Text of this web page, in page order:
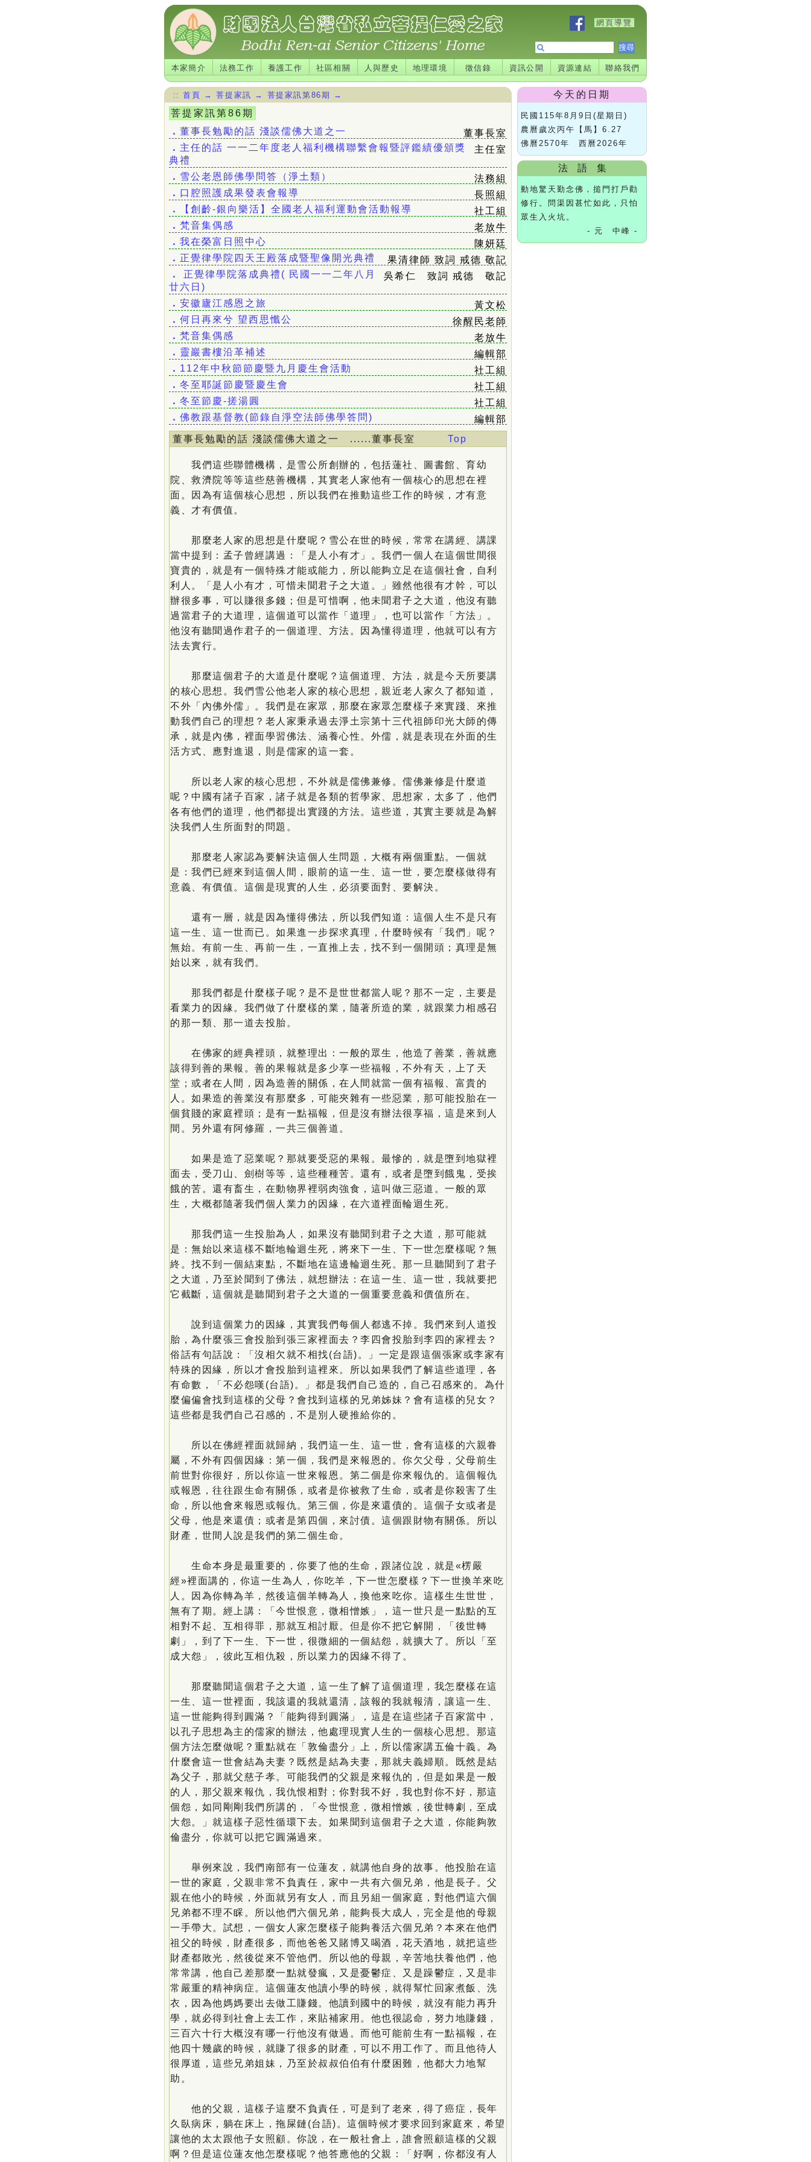
網頁導覽
本家簡介 法務工作 養護工作 社區相關 人與歷史 地理環境 徵信錄 資訊公開 資源連結 聯絡我們
今天的日期
民國115年8月9日(星期日)
農曆歲次丙午【馬】6.27
佛曆2570年 西曆2026年
法 語 集
動地驚天勤念佛，搥門打戶勸
修行。問渠因甚忙如此，只怕
眾生入火坑。
- 元 中峰 -
::首頁 →菩提家訊 → 菩提家訊第86期 →
菩提家訊第86期
董事長室
． 董事長勉勵的話 淺談儒佛大道之一
主任室
． 主任的話 一一二年度老人福利機構聯繫會報暨評鑑績優頒獎
典禮
法務組
． 雪公老恩師佛學問答（淨土類）
長照組
． 口腔照護成果發表會報導
社工組
．
【創齡-銀向樂活】全國老人福利運動會活動報導
老放牛
． 梵音集偶感
陳妍廷
． 我在榮富日照中心
果清律師 致詞 戒德 敬記
． 正覺律學院四天王殿落成暨聖像開光典禮
吳希仁 致詞 戒德 敬記
．
正覺律學院落成典禮( 民國一一二年八月
廿六日)
黃文松
． 安徽廬江感恩之旅
徐醒民老師
． 何日再來兮 望西思懺公
老放牛
． 梵音集偶感
編輯部
． 靈巖書樓沿革補述
社工組
． 112年中秋節節慶暨九月慶生會活動
社工組
． 冬至耶誕節慶暨慶生會
社工組
． 冬至節慶-搓湯圓
編輯部
． 佛教跟基督教(節錄自淨空法師佛學答問)
董事長勉勵的話 淺談儒佛大道之一 ......董事長室 Top
我們這些聯體機構，是雪公所創辦的，包括蓮社、圖書館、育幼
院、救濟院等等這些慈善機構，其實老人家他有一個核心的思想在裡
面。因為有這個核心思想，所以我們在推動這些工作的時候，才有意
義、才有價值。
那麼老人家的思想是什麼呢？雪公在世的時候，常常在講經、講課
當中提到：孟子曾經講過：「是人小有才」。我們一個人在這個世間很
寶貴的，就是有一個特殊才能或能力，所以能夠立足在這個社會，自利
利人。「是人小有才，可惜未聞君子之大道。」雖然他很有才幹，可以
辦很多事，可以賺很多錢；但是可惜啊，他未聞君子之大道，他沒有聽
過當君子的大道理，這個道可以當作「道理」，也可以當作「方法」。
他沒有聽聞過作君子的一個道理、方法。因為懂得道理，他就可以有方
法去實行。
那麼這個君子的大道是什麼呢？這個道理、方法，就是今天所要講
的核心思想。我們雪公他老人家的核心思想，親近老人家久了都知道，
不外「內佛外儒」。我們是在家眾，那麼在家眾怎麼樣子來實踐、來推
動我們自己的理想？老人家秉承過去淨土宗第十三代祖師印光大師的傳
承，就是內佛，裡面學習佛法、涵養心性。外儒，就是表現在外面的生
活方式、應對進退，則是儒家的這一套。
所以老人家的核心思想，不外就是儒佛兼修。儒佛兼修是什麼道
呢？中國有諸子百家，諸子就是各類的哲學家、思想家，太多了，他們
各有他們的道理，他們都提出實踐的方法。這些道，其實主要就是為解
決我們人生所面對的問題。
那麼老人家認為要解決這個人生問題，大概有兩個重點。一個就
是：我們已經來到這個人間，眼前的這一生、這一世，要怎麼樣做得有
意義、有價值。這個是現實的人生，必須要面對、要解決。
還有一層，就是因為懂得佛法，所以我們知道：這個人生不是只有
這一生、這一世而已。如果進一步探求真理，什麼時候有「我們」呢？
無始。有前一生、再前一生，一直推上去，找不到一個開頭；真理是無
始以來，就有我們。
那我們都是什麼樣子呢？是不是世世都當人呢？那不一定，主要是
看業力的因緣。我們做了什麼樣的業，隨著所造的業，就跟業力相感召
的那一類、那一道去投胎。
在佛家的經典裡頭，就整理出：一般的眾生，他造了善業，善就應
該得到善的果報。善的果報就是多少享一些福報，不外有天，上了天
堂；或者在人間，因為造善的關係，在人間就當一個有福報、富貴的
人。如果造的善業沒有那麼多，可能夾雜有一些惡業，那可能投胎在一
個貧賤的家庭裡頭；是有一點福報，但是沒有辦法很享福，這是來到人
間。另外還有阿修羅，一共三個善道。
如果是造了惡業呢？那就要受惡的果報。最慘的，就是墮到地獄裡
面去，受刀山、劍樹等等，這些種種苦。還有，或者是墮到餓鬼，受挨
餓的苦。還有畜生，在動物界裡弱肉強食，這叫做三惡道。一般的眾
生，大概都隨著我們個人業力的因緣，在六道裡面輪迴生死。
那我們這一生投胎為人，如果沒有聽聞到君子之大道，那可能就
是：無始以來這樣不斷地輪迴生死，將來下一生、下一世怎麼樣呢？無
終。找不到一個結束點，不斷地在這邊輪迴生死。那一旦聽聞到了君子
之大道，乃至於聞到了佛法，就想辦法：在這一生、這一世，我就要把
它截斷，這個就是聽聞到君子之大道的一個重要意義和價值所在。
說到這個業力的因緣，其實我們每個人都逃不掉。我們來到人道投
胎，為什麼張三會投胎到張三家裡面去？李四會投胎到李四的家裡去？
俗話有句話說：「沒相欠就不相找(台語)。」一定是跟這個張家或李家有
特殊的因緣，所以才會投胎到這裡來。所以如果我們了解這些道理，各
有命數，「不必怨嘆(台語)。」都是我們自己造的，自己召感來的。為什
麼偏偏會找到這樣的父母？會找到這樣的兄弟姊妹？會有這樣的兒女？
這些都是我們自己召感的，不是別人硬推給你的。
所以在佛經裡面就歸納，我們這一生、這一世，會有這樣的六親眷
屬，不外有四個因緣：第一個，我們是來報恩的。你欠父母，父母前生
前世對你很好，所以你這一世來報恩。第二個是你來報仇的。這個報仇
或報恩，往往跟生命有關係，或者是你被救了生命，或者是你殺害了生
命，所以他會來報恩或報仇。第三個，你是來還債的。這個子女或者是
父母，他是來還債；或者是第四個，來討債。這個跟財物有關係。所以
財產，世間人說是我們的第二個生命。
生命本身是最重要的，你要了他的生命，跟諸位說，就是«楞嚴
經»裡面講的，你這一生為人，你吃羊，下一世怎麼樣？下一世換羊來吃
人。因為你轉為羊，然後這個羊轉為人，換他來吃你。這樣生生世世，
無有了期。經上講：「今世恨意，微相憎嫉」，這一世只是一點點的互
相對不起、互相得罪，那就互相討厭。但是你不把它解開，「後世轉
劇」，到了下一生、下一世，很微細的一個結怨，就擴大了。所以「至
成大怨」，彼此互相仇殺，所以業力的因緣不得了。
那麼聽聞這個君子之大道，這一生了解了這個道理，我怎麼樣在這
一生、這一世裡面，我該還的我就還清，該報的我就報清，讓這一生、
這一世能夠得到圓滿？「能夠得到圓滿」，這是在這些諸子百家當中，
以孔子思想為主的儒家的辦法，他處理現實人生的一個核心思想。那這
個方法怎麼做呢？重點就在「敦倫盡分」上，所以儒家講五倫十義。為
什麼會這一世會結為夫妻？既然是結為夫妻，那就夫義婦順。既然是結
為父子，那就父慈子孝。可能我們的父親是來報仇的，但是如果是一般
的人，那父親來報仇，我仇恨相對；你對我不好，我也對你不好，那這
個怨，如同剛剛我們所講的，「今世恨意，微相憎嫉，後世轉劇，至成
大怨。」就這樣子惡性循環下去。如果聞到這個君子之大道，你能夠敦
倫盡分，你就可以把它圓滿過來。
舉例來說，我們南部有一位蓮友，就講他自身的故事。他投胎在這
一世的家庭，父親非常不負責任，家中一共有六個兄弟，他是長子。父
親在他小的時候，外面就另有女人，而且另組一個家庭，對他們這六個
兄弟都不理不睬。所以他們六個兄弟，能夠長大成人，完全是他的母親
一手帶大。試想，一個女人家怎麼樣子能夠養活六個兄弟？本來在他們
祖父的時候，財產很多，而他爸爸又賭博又喝酒，花天酒地，就把這些
財產都敗光，然後從來不管他們。所以他的母親，辛苦地扶養他們，他
常常講，他自己差那麼一點就發瘋，又是憂鬱症、又是躁鬱症，又是非
常嚴重的精神病症。這個蓮友他讀小學的時候，就得幫忙回家煮飯、洗
衣，因為他媽媽要出去做工賺錢。他讀到國中的時候，就沒有能力再升
學，就必得到社會上去工作，來貼補家用。他也很認命，努力地賺錢，
三百六十行大概沒有哪一行他沒有做過。而他可能前生有一點福報，在
他四十幾歲的時候，就賺了很多的財產，可以不用工作了。而且他待人
很厚道，這些兄弟姐妹，乃至於叔叔伯伯有什麼困難，他都大力地幫
助。
他的父親，這樣子這麼不負責任，可是到了老來，得了癌症，長年
久臥病床，躺在床上，拖屎鏈(台語)。這個時候才要求回到家庭來，希望
讓他的太太跟他子女照顧。你說，在一般社會上，誰會照顧這樣的父親
啊？但是這位蓮友他怎麼樣呢？他答應他的父親：「好啊，你都沒有人